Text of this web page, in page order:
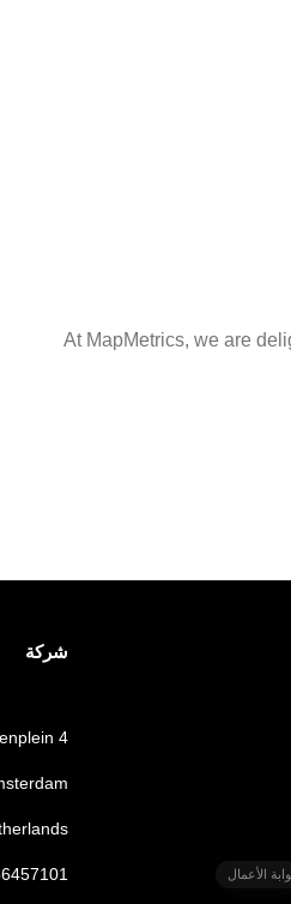
At MapMetrics, we are
الأعمال
شركة
4